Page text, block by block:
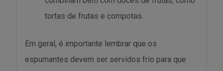
tortas de frutas e compotas.
Em geral, é importante lembrar que os
espumantes devem ser servidos frio para que